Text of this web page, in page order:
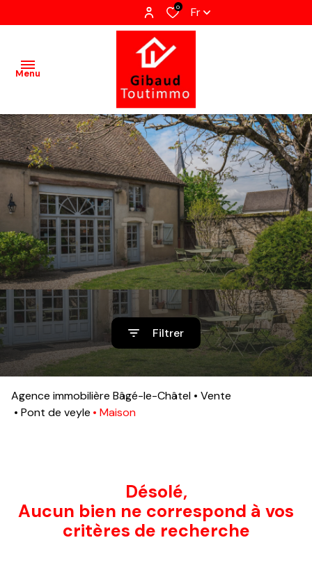
0 Fr
Menu
Accueil
Ventes
Terrains
Locations
Estimation
Qui
sommes-
nous
Contact
Filtrer
Agence immobilière Bâgé-le-Châtel
Vente
Pont de veyle
Maison
Désolé,
Aucun bien ne correspond à vos
critères de recherche